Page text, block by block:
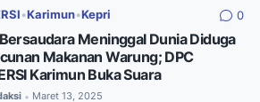
•Karimun•Kepri 0
Meninggal Dunia Diduga
Makanan Warung; DPC
Karimun Buka Suara
• Maret 13, 2025